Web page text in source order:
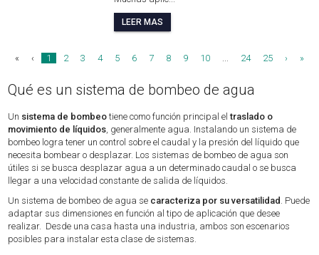
LEER MAS
« ‹ 1 2 3 4 5 6 7 8 9 10 ... 24 25 › »
Qué es un sistema de bombeo de agua
Un sistema de bombeotiene como función principal eltraslado o
movimiento de líquidos , generalmente agua. Instalando un sistema de
bombeo logra tener un control sobre el caudal y la presión del líquido que
necesita bombear o desplazar. Los sistemas de bombeo de agua son
útiles si se busca desplazar agua a un determinado caudal o se busca
llegar a una velocidad constante de salida de líquidos.
Un sistema de bombeo de agua se caracteriza por su versatilidad . Puede
adaptar sus dimensiones en función al tipo de aplicación que desee
realizar. Desde una casa hasta una industria, ambos son escenarios
posibles para instalar esta clase de sistemas.